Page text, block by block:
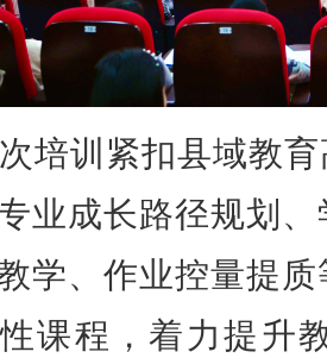
培训紧扣县域教
业成长路径规划
学、作业控量提
课程，着力提升